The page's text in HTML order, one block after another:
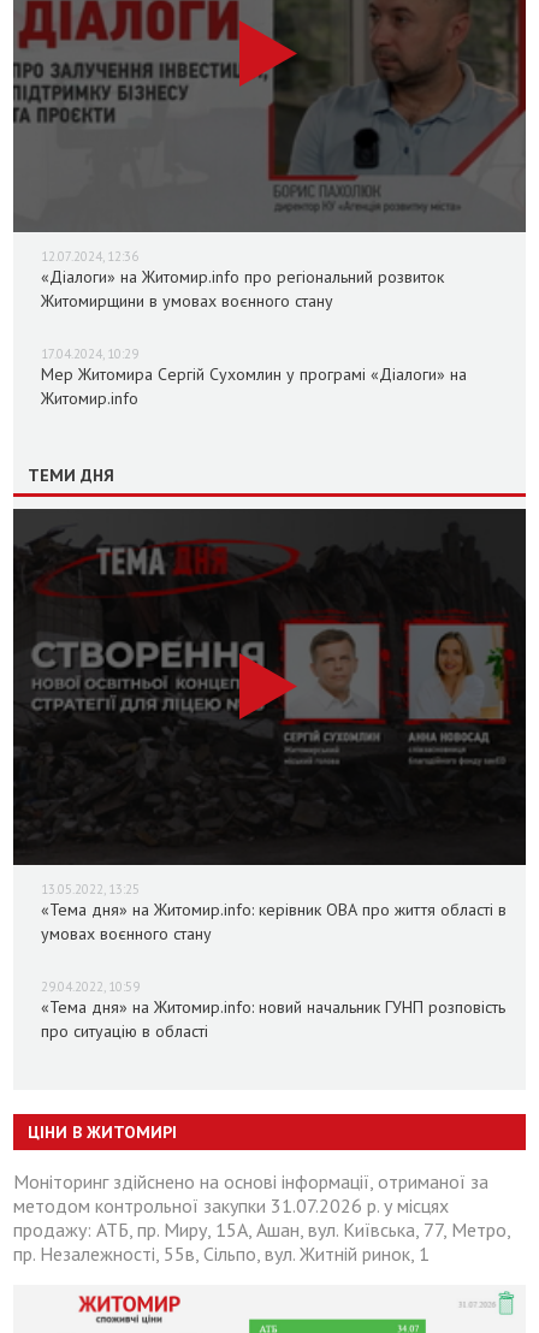
12.07.2024, 12:36
«Діалоги» на Житомир.info про регіональний розвиток
Житомирщини в умовах воєнного стану
17.04.2024, 10:29
Мер Житомира Сергій Сухомлин у програмі «Діалоги» на
Житомир.info
ТЕМИ ДНЯ
13.05.2022, 13:25
«Тема дня» на Житомир.info: керівник ОВА про життя області в
умовах воєнного стану
29.04.2022, 10:59
«Тема дня» на Житомир.info: новий начальник ГУНП розповість
про ситуацію в області
ЦІНИ В ЖИТОМИРІ
Моніторинг здійснено на основі інформації, отриманої за
методом контрольної закупки 31.07.2026 р. у місцях
продажу: АТБ, пр. Миру, 15А, Ашан, вул. Київська, 77, Метро,
пр. Незалежності, 55в, Сільпо, вул. Житній ринок, 1